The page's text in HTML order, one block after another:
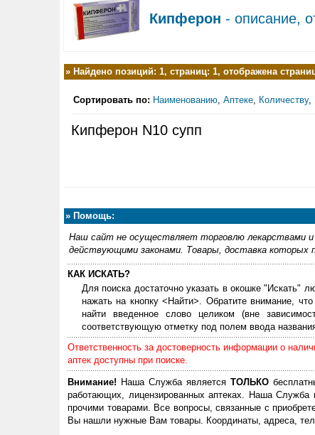
Кипферон - описание,
» Найдено позиций: 1, страниц: 1, отображена
Сортировать по: Наименованию Аптеке Количеству,
Кипферон N10 супп
» Помощь:
Наш сайт не осуществляет торговлю лекарствами
действующими законами. Товары, доставка которых
КАК ИСКАТЬ?
Для поиска достаточно указать в окошке "Искать"
нажать на кнопку <Найти>. Обратите внимание,
найти введенное слово целиком (вне
соответствующую отметку под полем ввода
Ответственность за достоверность информации о
аптек доступны при поиске.
Внимание! Наша Служба являетсяТОЛЬКО
работающих, лицензированных аптеках. Наша
прочими товарами. Все вопросы, связанные с
Вы нашли нужные Вам товары. Координаты, адреса,